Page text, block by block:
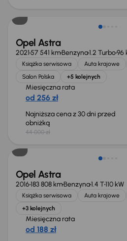
Opel Astra
202157 541 kmBenzyna1.2 Turbo96
Książka serwisowa Auta krajowe
Salon Polska
+5 kolejnych
Miesięczna rata
od 256 zł
Najniższa cena z 30 dni przed
obniżką
44 000 zł
Opel Astra
2016183 808 kmBenzyna1.4 T110 kW
Książka serwisowa Auta krajowe
+3 kolejnych
Miesięczna rata
od 188 zł